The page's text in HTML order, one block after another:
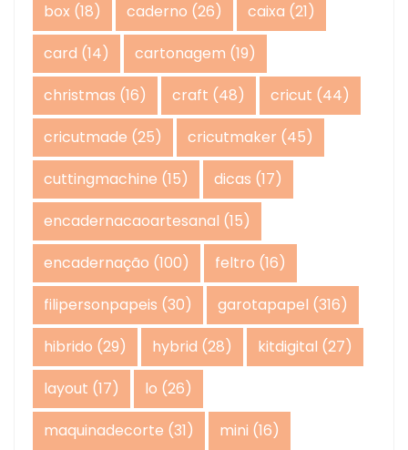
box (18) caderno (26) caixa (21)
card (14) cartonagem (19)
christmas (16) craft (48) cricut (44)
cricutmade (25) cricutmaker (45)
cuttingmachine (15) dicas (17)
encadernacaoartesanal (15)
encadernação (100) feltro (16)
filipersonpapeis (30) garotapapel (316)
hibrido (29) hybrid (28) kitdigital (27)
layout (17) lo (26)
maquinadecorte (31) mini (16)